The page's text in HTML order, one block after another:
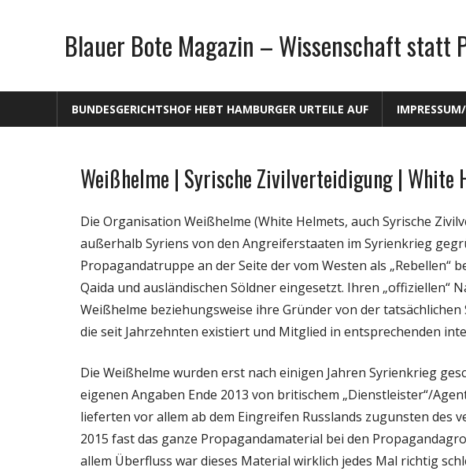
Blauer Bote Magazin – Wissenschaft statt
BUNDESGERICHTSHOF HEBT HAMBURGER URTEILE AUF
Gesellschaft
Politik
Wissenschaft
Weißhelme | Syrische Zivilverteidigung | White
Die Organisation Weißhelme (White Helmets, auch Syrische
außerhalb Syriens von den Angreiferstaaten im Syrienkrieg
Propagandatruppe an der Seite der vom Westen als „Rebellen“
Qaida und ausländischen Söldner eingesetzt. Ihren „offiziellen“
Weißhelme beziehungsweise ihre Gründer von der
die seit Jahrzehnten existiert und Mitglied in entsprechenden
Die Weißhelme wurden erst nach einigen Jahren Syrienkrieg
eigenen Angaben Ende 2013 von britischem „Dienstleister“/
lieferten vor allem ab dem Eingreifen Russlands zugunsten des
2015 fast das ganze Propagandamaterial bei den
allem Überfluss war dieses Material wirklich jedes Mal richtig